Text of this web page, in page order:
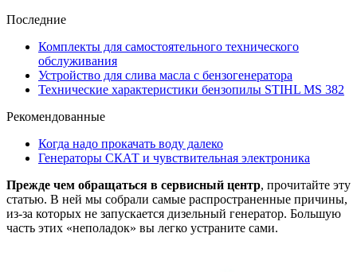
Последние
Комплекты для самостоятельного технического
обслуживания
Устройство для слива масла с бензогенератора
Технические характеристики бензопилы STIHL MS 382
Рекомендованные
Когда надо прокачать воду далеко
Генераторы СКАТ и чувствительная электроника
Прежде чем обращаться в сервисный центр, прочитайте эту
статью. В ней мы собрали самые распространенные причины,
из-за которых не запускается дизельный генератор. Большую
часть этих «неполадок» вы легко устраните сами.